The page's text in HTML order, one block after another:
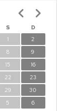
S
D
1
2
8
9
15
16
22
23
29
30
5 6
Paginación